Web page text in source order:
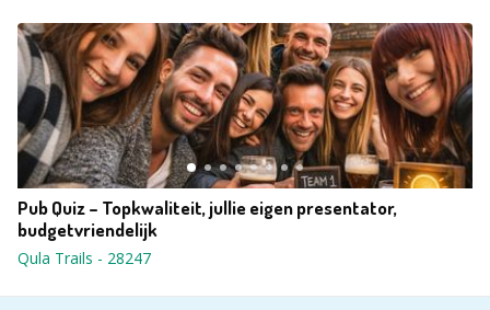
Pub Quiz – Topkwaliteit, jullie eigen presentator,
budgetvriendelijk
Qula Trails - 28247